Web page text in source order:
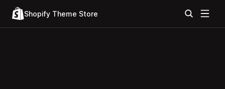
Shopify Theme Store